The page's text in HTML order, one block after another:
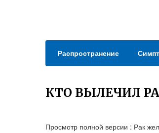
Распространение
КТО ВЫЛЕЧИЛ
Просмотр полной версии : Рак